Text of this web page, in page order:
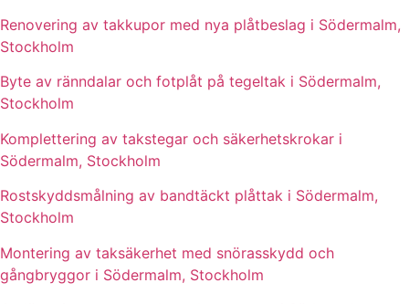
Renovering av takkupor med nya plåtbeslag i Södermalm,
Stockholm
Byte av ränndalar och fotplåt på tegeltak i Södermalm,
Stockholm
Komplettering av takstegar och säkerhetskrokar i
Södermalm, Stockholm
Rostskyddsmålning av bandtäckt plåttak i Södermalm,
Stockholm
Montering av taksäkerhet med snörasskydd och
gångbryggor i Södermalm, Stockholm